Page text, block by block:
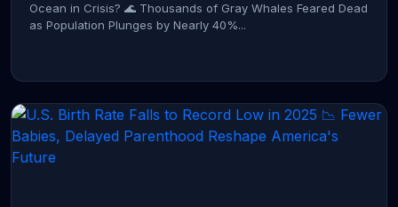
Ocean in Crisis? 🌊 Thousands of Gray Whales Feared Dead
as Population Plunges by Nearly 40%...